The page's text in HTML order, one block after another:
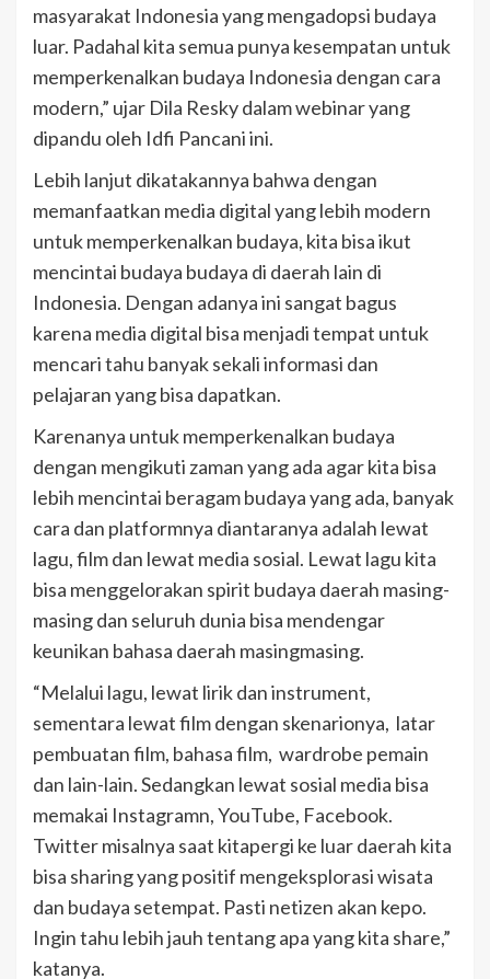
masyarakat Indonesia yang mengadopsi budaya
luar. Padahal kita semua punya kesempatan untuk
memperkenalkan budaya Indonesia dengan cara
modern,” ujar Dila Resky dalam webinar yang
dipandu oleh Idfi Pancani ini.
Lebih lanjut dikatakannya bahwa dengan
memanfaatkan media digital yang lebih modern
untuk memperkenalkan budaya, kita bisa ikut
mencintai budaya budaya di daerah lain di
Indonesia. Dengan adanya ini sangat bagus
karena media digital bisa menjadi tempat untuk
mencari tahu banyak sekali informasi dan
pelajaran yang bisa dapatkan.
Karenanya untuk memperkenalkan budaya
dengan mengikuti zaman yang ada agar kita bisa
lebih mencintai beragam budaya yang ada, banyak
cara dan platformnya diantaranya adalah lewat
lagu, film dan lewat media sosial. Lewat lagu kita
bisa menggelorakan spirit budaya daerah masing-
masing dan seluruh dunia bisa mendengar
keunikan bahasa daerah masingmasing.
“Melalui lagu, lewat lirik dan instrument,
sementara lewat film dengan skenarionya, latar
pembuatan film, bahasa film, wardrobe pemain
dan lain-lain. Sedangkan lewat sosial media bisa
memakai Instagramn, YouTube, Facebook.
Twitter misalnya saat kitapergi ke luar daerah kita
bisa sharing yang positif mengeksplorasi wisata
dan budaya setempat. Pasti netizen akan kepo.
Ingin tahu lebih jauh tentang apa yang kita share,”
katanya.